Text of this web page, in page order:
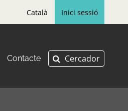
Català Inici sessió
Contacte